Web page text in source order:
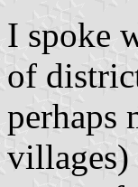
I spoke
of
perhaps
villages)